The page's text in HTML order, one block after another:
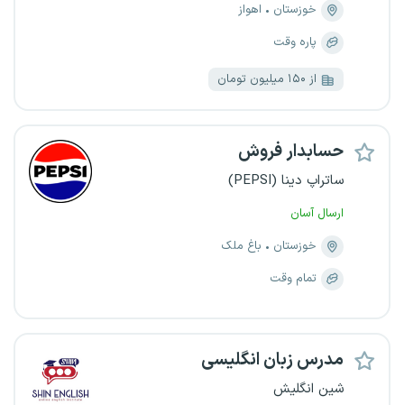
خوزستان
اهواز
پاره وقت
از ۱۵۰ میلیون تومان
حسابدار فروش
ساتراپ دینا (PEPSI)
ارسال آسان
خوزستان
باغ ملک
تمام وقت
مدرس زبان انگلیسی
شین انگلیش